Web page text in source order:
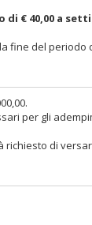
di € 40,00 a
fine del periodo
per gli
richiesto di